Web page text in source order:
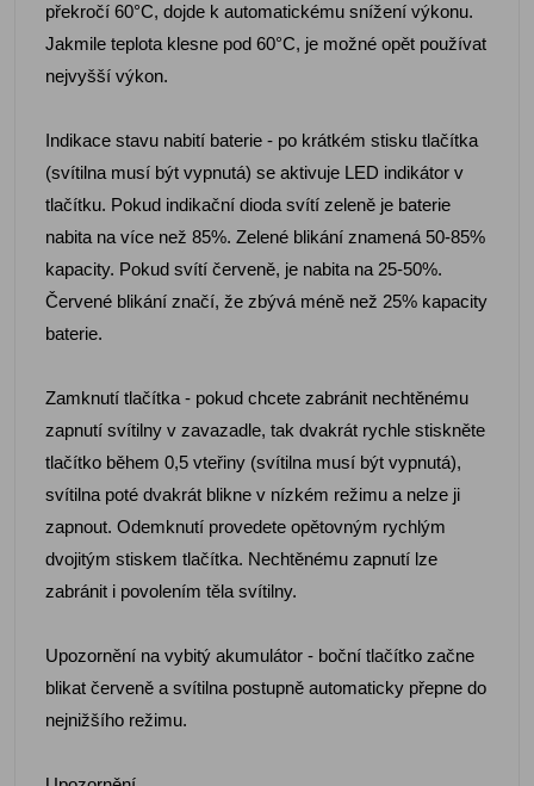
překročí 60°C, dojde k automatickému snížení výkonu.
Jakmile teplota klesne pod 60°C, je možné opět používat
nejvyšší výkon.
Indikace stavu nabití baterie - po krátkém stisku tlačítka
(svítilna musí být vypnutá) se aktivuje LED indikátor v
tlačítku. Pokud indikační dioda svítí zeleně je baterie
nabita na více než 85%. Zelené blikání znamená 50-85%
kapacity. Pokud svítí červeně, je nabita na 25-50%.
Červené blikání značí, že zbývá méně než 25% kapacity
baterie.
Zamknutí tlačítka - pokud chcete zabránit nechtěnému
zapnutí svítilny v zavazadle, tak dvakrát rychle stiskněte
tlačítko během 0,5 vteřiny (svítilna musí být vypnutá),
svítilna poté dvakrát blikne v nízkém režimu a nelze ji
zapnout. Odemknutí provedete opětovným rychlým
dvojitým stiskem tlačítka. Nechtěnému zapnutí lze
zabránit i povolením těla svítilny.
Upozornění na vybitý akumulátor - boční tlačítko začne
blikat červeně a svítilna postupně automaticky přepne do
nejnižšího režimu.